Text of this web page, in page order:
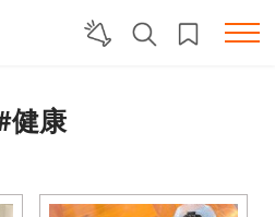
健康